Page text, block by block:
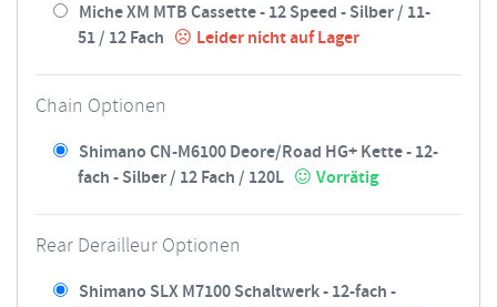
Miche XM MTB Cassette - 12 Speed - Silber / 11-
51 / 12 Fach
Leider nicht auf Lager
Chain Optionen
Shimano CN-M6100 Deore/Road HG+ Kette - 12-
fach - Silber / 12 Fach / 120L
Vorrätig
Rear Derailleur Optionen
Shimano SLX M7100 Schaltwerk - 12-fach -